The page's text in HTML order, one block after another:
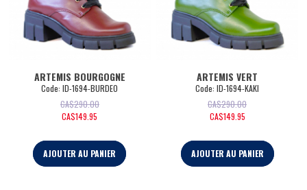
ARTEMIS BOURGOGNE
Code: ID-1694-BURDEO
CA$290.00
CA$149.95
AJOUTER AU PANIER
ARTEMIS VERT
Code: ID-1694-KAKI
CA$290.00
CA$149.95
AJOUTER AU PANIER